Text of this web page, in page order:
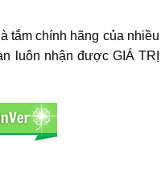
tắm chính hãng của nhiều
luôn nhận được GIÁ TRỊ